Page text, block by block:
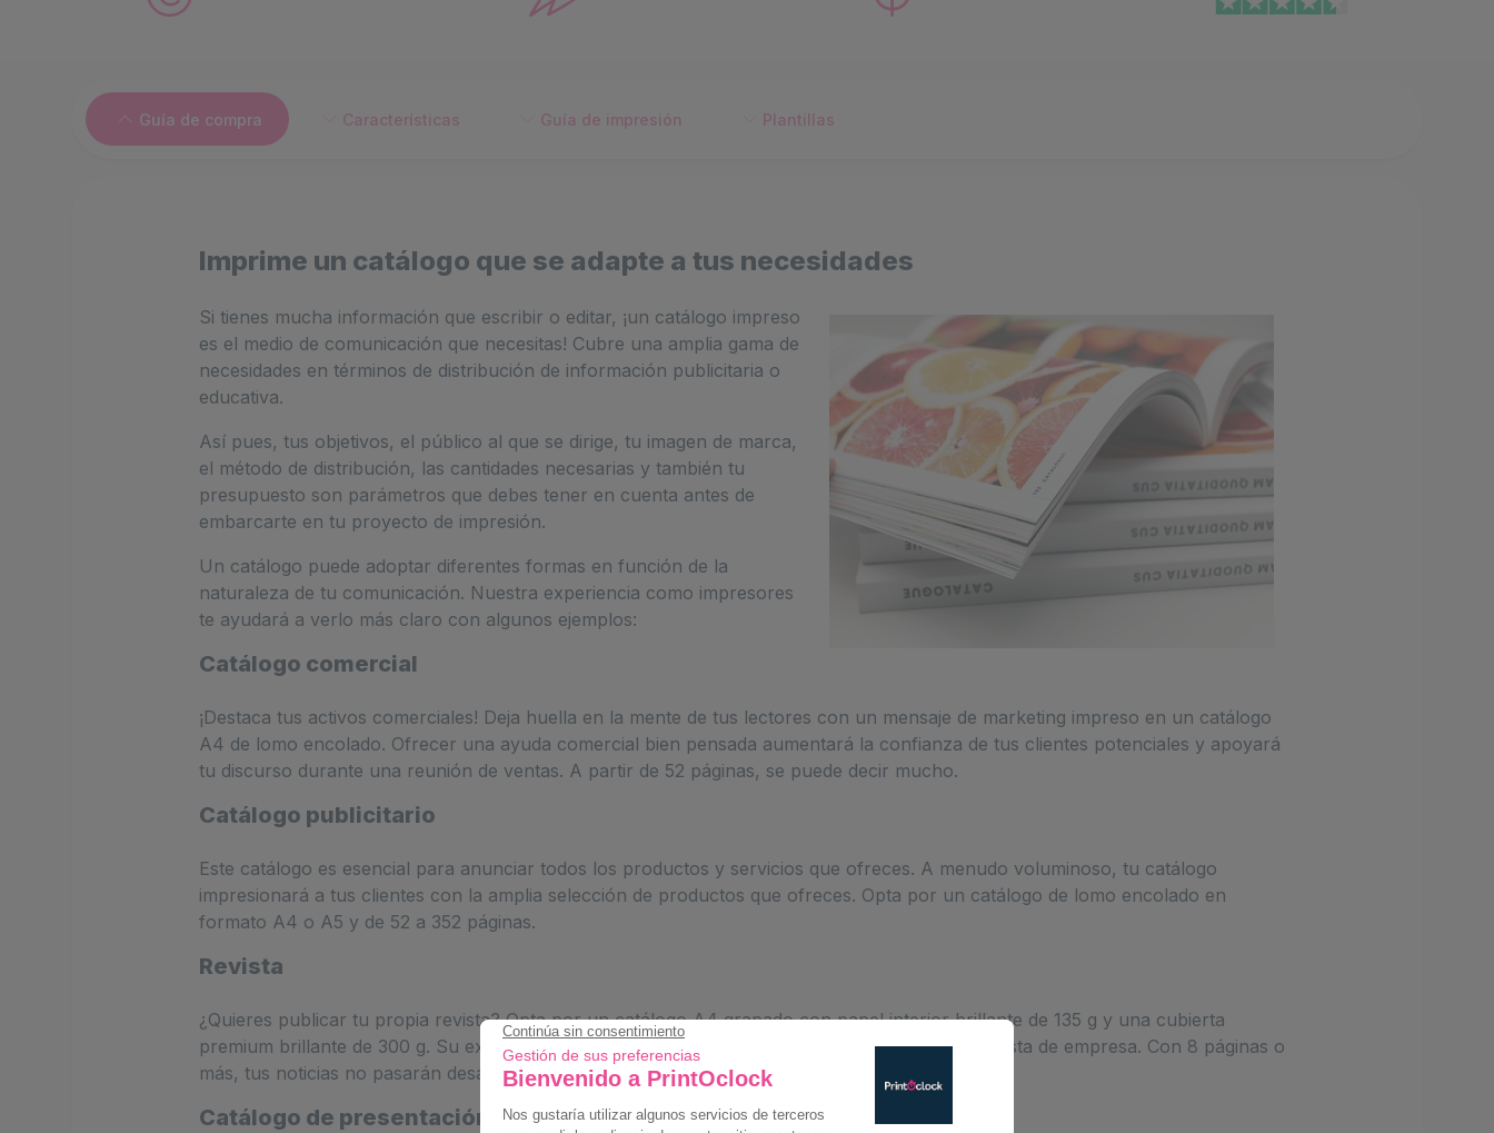
Guía de compra Características Guía de impresión Plantillas
Imprime un catálogo que se adapte a tus necesidades
Si tienes mucha información que escribir o editar, ¡un catálogo impreso
es el medio de comunicación que necesitas! Cubre una amplia gama de
necesidades en términos de distribución de información publicitaria o
educativa.
Así pues, tus objetivos, el público al que se dirige, tu imagen de marca,
el método de distribución, las cantidades necesarias y también tu
presupuesto son parámetros que debes tener en cuenta antes de
embarcarte en tu proyecto de impresión.
Un catálogo puede adoptar diferentes formas en función de la
naturaleza de tu comunicación. Nuestra experiencia como impresores
te ayudará a verlo más claro con algunos ejemplos:
Catálogo comercial
¡Destaca tus activos comerciales! Deja huella en la mente de tus lectores con un mensaje de marketing impreso en un catálogo
A4 de lomo encolado. Ofrecer una ayuda comercial bien pensada aumentará la confianza de tus clientes potenciales y apoyará
tu discurso durante una reunión de ventas. A partir de 52 páginas, se puede decir mucho.
Catálogo publicitario
Este catálogo es esencial para anunciar todos los productos y servicios que ofreces. A menudo voluminoso, tu catálogo
impresionará a tus clientes con la amplia selección de productos que ofreces. Opta por un catálogo de lomo encolado en
formato A4 o A5 y de 52 a 352 páginas.
Revista
¿Quieres publicar tu propia revista? Opta por un catálogo A4 grapado con papel interior brillante de 135 g y una cubierta
premium brillante de 300 g. Su excelente relación calidad-precio es ideal para producir una revista de empresa. Con 8 páginas o
más, tus noticias no pasarán desapercibidas.
Catálogo de presentación